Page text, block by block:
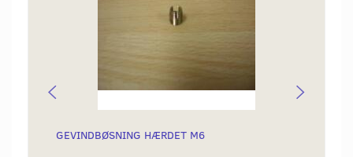
GEVINDBØSNING HÆRDET M6